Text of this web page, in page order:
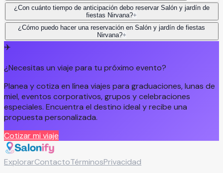
¿Con cuánto tiempo de anticipación debo reservar Salón y jardín de
fiestas Nirvana?+
¿Cómo puedo hacer una reservación en Salón y jardín de fiestas
Nirvana?+
✈️
¿Necesitas un viaje para tu próximo evento?
Planea y cotiza en línea viajes para graduaciones, lunas de
miel, eventos corporativos, grupos y celebraciones
especiales. Encuentra el destino ideal y recibe una
propuesta personalizada.
Cotizar mi viaje
ExplorarContactoTérminosPrivacidad